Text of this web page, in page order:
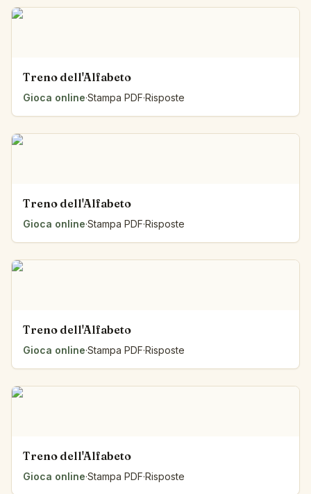
Treno dell'Alfabeto
Gioca online·Stampa PDF·Risposte
Treno dell'Alfabeto
Gioca online·Stampa PDF·Risposte
Treno dell'Alfabeto
Gioca online·Stampa PDF·Risposte
Treno dell'Alfabeto
Gioca online·Stampa PDF·Risposte